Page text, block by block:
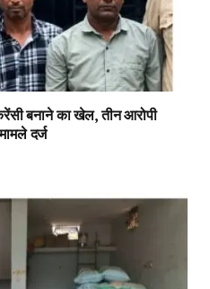
बनाने का खेल, तीन आरोपी
दर्ज